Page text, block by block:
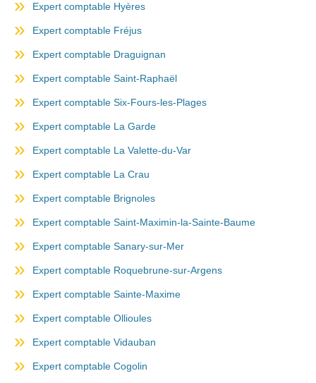
Expert comptable Hyères
Expert comptable Fréjus
Expert comptable Draguignan
Expert comptable Saint-Raphaël
Expert comptable Six-Fours-les-Plages
Expert comptable La Garde
Expert comptable La Valette-du-Var
Expert comptable La Crau
Expert comptable Brignoles
Expert comptable Saint-Maximin-la-Sainte-Baume
Expert comptable Sanary-sur-Mer
Expert comptable Roquebrune-sur-Argens
Expert comptable Sainte-Maxime
Expert comptable Ollioules
Expert comptable Vidauban
Expert comptable Cogolin